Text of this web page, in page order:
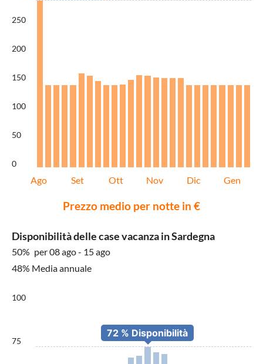
250
200
150
100
50
0
Ago Set Ott Nov Dic Gen
Prezzo medio per notte in €
Disponibilità delle case vacanza in Sardegna
50% per 08 ago - 15 ago
48% Media annuale
100
75